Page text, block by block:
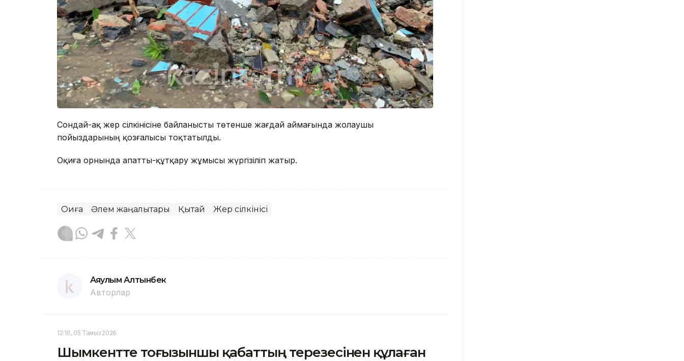
Сондай-ақ жер сілкінісіне байланысты төтенше жағдай аймағында жолаушы
пойыздарының қозғалысы тоқтатылды.
Оқиға орнында апатты-құтқару жұмысы жүргізіліп жатыр.
Оқиға Әлем жаңалықтары Қытай Жер сілкінісі
Аяулым Алтынбек
Авторлар
12:16, 05 Тамыз 2026
Шымкентте тоғызыншы қабаттың терезесінен құлаған